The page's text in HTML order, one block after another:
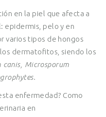
en la piel que afecta a
epidermis, pelo y en
varios tipos de hongos
dermatofitos, siendo los
canis, Microsporum
enfermedad? Como
en